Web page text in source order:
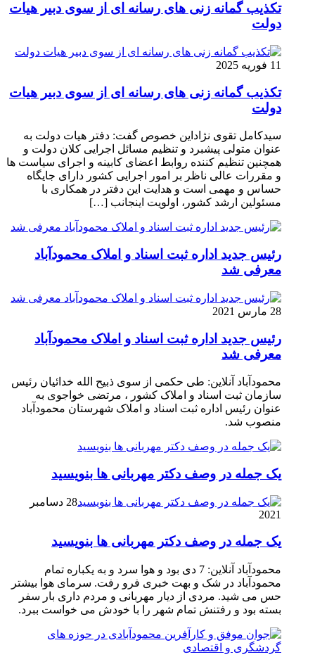
تکذیب گمانه زنی های رسانه ای از سوی دبیر هیات
دولت
11 فوریه 2025
تکذیب گمانه زنی های رسانه ای از سوی دبیر هیات
دولت
سیدکامل تقوی نژاداین خصوص گفت: دفتر هیات دولت به
عنوان متولی پیشبرد و تنظیم مسائل اجرایی کلان دولت و
همچنین تنظیم کننده روابط اعضای کابینه و اجرای سیاست ها
و مقررات عالی ناظر بر امور اجرایی کشور دارای جایگاه
حساس و مهمی است و هدایت این دفتر در همکاری با
مسئولین ارشد کشور، اولویت اینجانب […]
رئیس جدید اداره ثبت اسناد و املاک محمودآباد
معرفی شد
28 مارس 2021
رئیس جدید اداره ثبت اسناد و املاک محمودآباد
معرفی شد
محمودآباد آنلاین: طی حکمی از سوی ذبیح الله خدائیان رئیس
سازمان ثبت اسناد و املاک کشور ، مرتضی خواجوی به
عنوان رئیس اداره ثبت اسناد و املاک شهرستان محمودآباد
منصوب شد.
یک جمله در وصف دکتر مهربانی ها بنویسید
28 دسامبر
2021
یک جمله در وصف دکتر مهربانی ها بنویسید
محمودآباد آنلاین: 7 دی بود و هوا سرد و به یکباره تمام
محمودآباد در شک و بهت خبری فرو رفت. سرمای هوا بیشتر
حس می شید. مردی از دیار مهربانی و مردم داری بار سفر
بسته بود و رفتنش تمام شهر را با خودش می خواست ببرد.